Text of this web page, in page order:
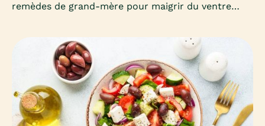
remèdes de grand-mère pour maigrir du ventre
Mais que valent-ils vraiment ? Découvrons
ensemble les astuces les plus connues, leur
efficacité et les précautions à connaître.